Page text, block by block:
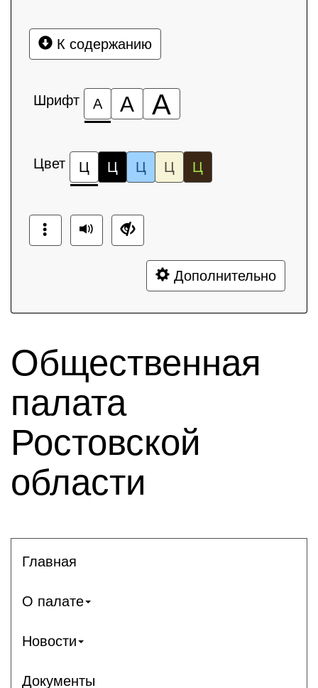
К содержанию
Шрифт А А А
Цвет Ц Ц Ц Ц Ц
Дополнительно
Общественная
палата
Ростовской
области
Главная
О палате
Новости
Документы